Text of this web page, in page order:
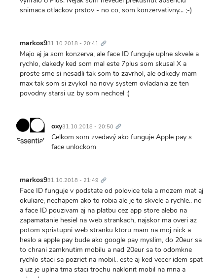
snimaca otlackov prstov - no co, som konzervativny... ;-)
markos931.10.2018 - 20:41 odkaz
Majo aj ja som konzerva, ale face ID funguje uplne skvele a
rychlo, dakedy ked som mal este 7plus som skusal X a
proste sme si nesadli tak som to zavrhol, ale odkedy mam
max tak som si zvykol na novy system ovladania ze ten
povodny starsi uz by som nechcel :)
oxy31.10.2018 - 20:50 odkaz
Celkom som zvedavý ako funguje Apple pay s
face unlockom
markos931.10.2018 - 21:49 odkaz
Face ID funguje v podstate od polovice tela a mozem mat aj
okuliare, nechapem ako to robia ale je to skvele a rychle.. no
a face ID pouzivam aj na platbu cez app store alebo na
zapamatanie hesiel na web strankach, najskor ma overi az
potom spristupni web stranku ktoru mam na moj nick a
heslo a apple pay bude ako google pay myslim, do 20eur sa
to chrani zamknutim mobilu a nad 20eur sa to odomkne
rychlo staci sa pozriet na mobil.. este aj ked vecer idem spat
a uz je uplna tma staci trochu naklonit mobil na mna a